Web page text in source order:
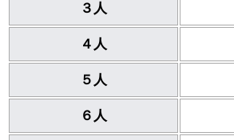
３人
４人
５人
６人